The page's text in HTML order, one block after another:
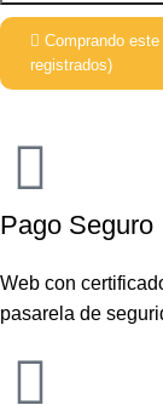
Comprando
registrados)
Pago Seguro
Web con
pasarela de